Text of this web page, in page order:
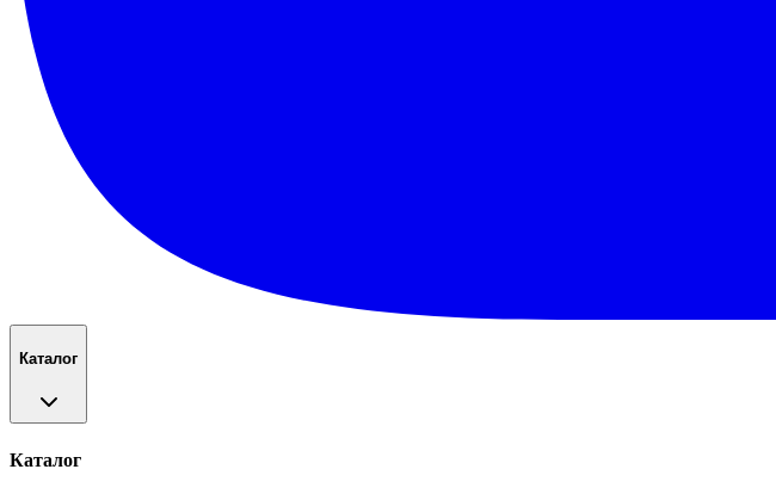
Каталог
Каталог